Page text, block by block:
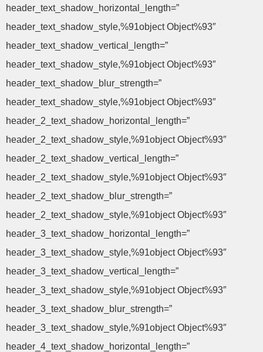
header_text_shadow_horizontal_length=”
header_text_shadow_style,%91object Object%93″
header_text_shadow_vertical_length=”
header_text_shadow_style,%91object Object%93″
header_text_shadow_blur_strength=”
header_text_shadow_style,%91object Object%93″
header_2_text_shadow_horizontal_length=”
header_2_text_shadow_style,%91object Object%93″
header_2_text_shadow_vertical_length=”
header_2_text_shadow_style,%91object Object%93″
header_2_text_shadow_blur_strength=”
header_2_text_shadow_style,%91object Object%93″
header_3_text_shadow_horizontal_length=”
header_3_text_shadow_style,%91object Object%93″
header_3_text_shadow_vertical_length=”
header_3_text_shadow_style,%91object Object%93″
header_3_text_shadow_blur_strength=”
header_3_text_shadow_style,%91object Object%93″
header_4_text_shadow_horizontal_length=”